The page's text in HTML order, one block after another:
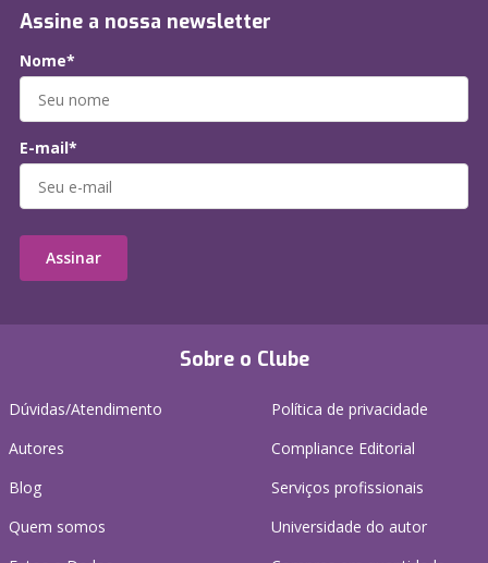
Sobre o Clube
Dúvidas/Atendimento
Autores
Blog
Quem somos
Política de privacidade
Compliance Editorial
Serviços profissionais
Universidade do autor
Assine a nossa newsletter
Nome*
E-mail*
Assinar